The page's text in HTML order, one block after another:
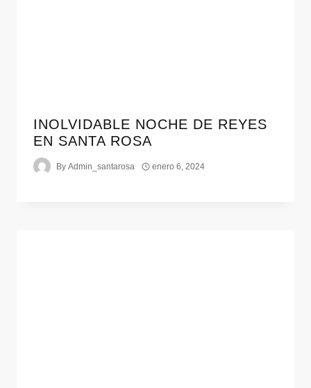
INOLVIDABLE NOCHE DE REYES
EN SANTA ROSA
By Admin_santarosa enero 6, 2024